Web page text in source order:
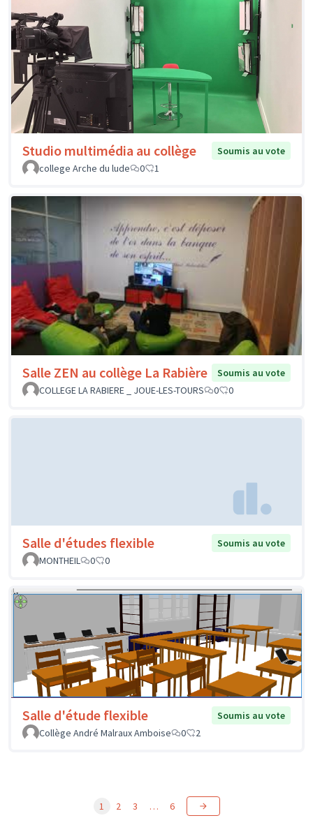
Studio multimédia au collège
Soumis au vote
college Arche du lude
0 1
Salle ZEN au collège La Rabière
Soumis au vote
COLLEGE LA RABIERE _ JOUE-LES-TOURS
0 0
Salle d'études flexible
Soumis au vote
MONTHEIL
0 0
Salle d'étude flexible
Soumis au vote
Collège André Malraux Amboise
0 2
1 2 3 … 6